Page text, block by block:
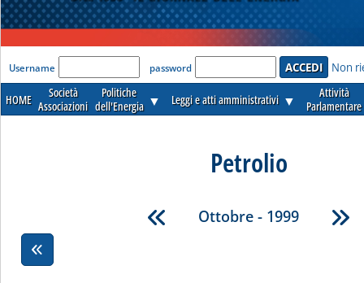
'Modulo Login per accedere'
Username password Non
HOME
Società
Associazioni
Politiche
dell'Energia ▼ Leggi e atti amministrativi ▼
Attività
Parlamentare
Petrolio
Ottobre - 1999